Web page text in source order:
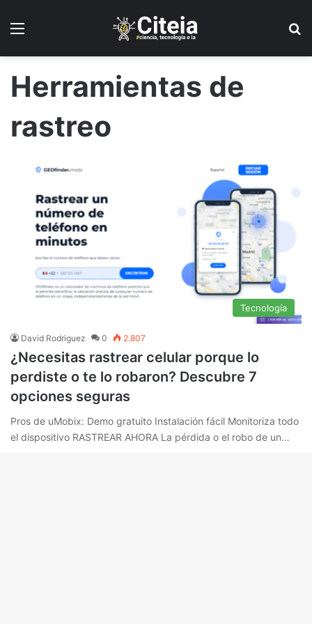
Herramientas de
rastreo
Tecnología
David Rodriguez 0 2.807
¿Necesitas rastrear celular porque lo
perdiste o te lo robaron? Descubre 7
opciones seguras
Pros de uMobix: Demo gratuito Instalación fácil Monitoriza todo
el dispositivo RASTREAR AHORA La pérdida o el robo de un…